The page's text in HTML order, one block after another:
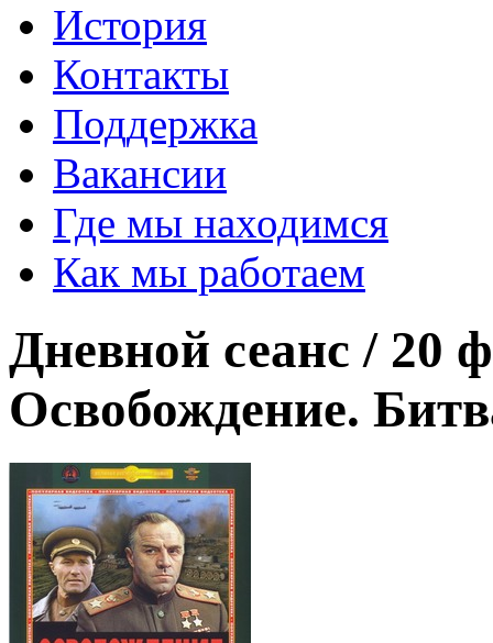
История
Контакты
Поддержка
Вакансии
Где мы находимся
Как мы работаем
Дневной сеанс / 20
Освобождение.